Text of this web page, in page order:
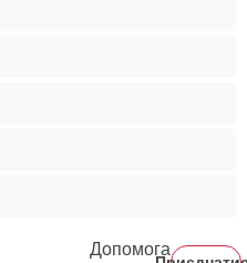
Допомога